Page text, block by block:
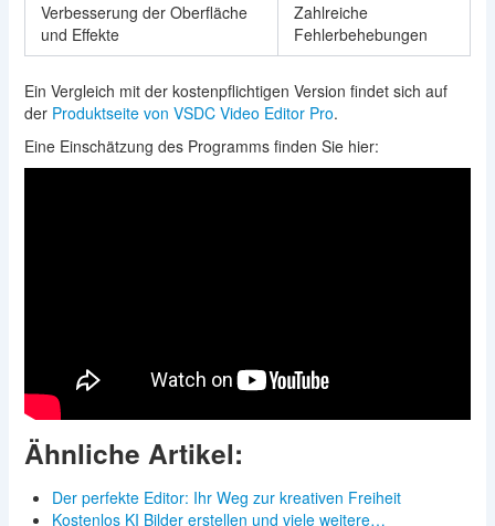
Verbesserung der Oberfläche
und Effekte
Zahlreiche
Fehlerbehebungen
Ein Vergleich mit der kostenpflichtigen Version findet sich auf
der Produktseite von VSDC Video Editor Pro.
Eine Einschätzung des Programms finden Sie hier:
Ähnliche Artikel:
Der perfekte Editor: Ihr Weg zur kreativen Freiheit
Kostenlos KI Bilder erstellen und viele weitere…